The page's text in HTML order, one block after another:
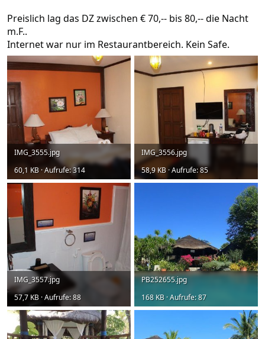
Preislich lag das DZ zwischen € 70,-- bis 80,-- die Nacht
m.F..
Internet war nur im Restaurantbereich. Kein Safe.
IMG_3555.jpg
60,1 KB · Aufrufe: 314
IMG_3556.jpg
58,9 KB · Aufrufe: 85
IMG_3557.jpg
57,7 KB · Aufrufe: 88
PB252655.jpg
168 KB · Aufrufe: 87